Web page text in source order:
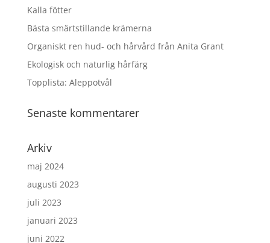
Kalla fötter
Bästa smärtstillande krämerna
Organiskt ren hud- och hårvård från Anita Grant
Ekologisk och naturlig hårfärg
Topplista: Aleppotvål
Senaste kommentarer
Arkiv
maj 2024
augusti 2023
juli 2023
januari 2023
juni 2022